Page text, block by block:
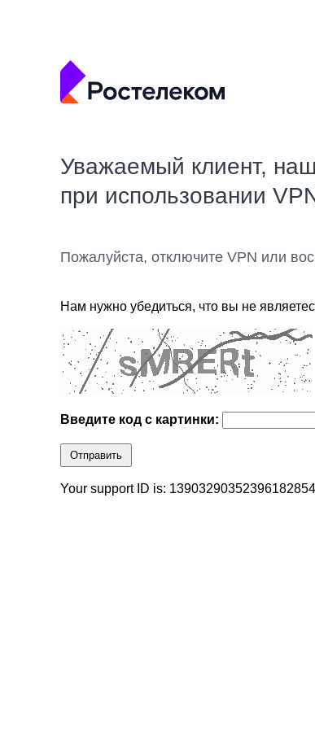
Уважаемый клиент,
при использовании
Пожалуйста, отключите VPN или
Нам нужно убедиться, что вы не
Введите код с картинки:
Отправить
Your support ID is: 13903290352396182854